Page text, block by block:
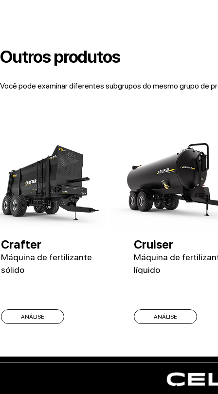
Outros produtos
Você pode examinar diferentes subgrupos do mesmo grupo de
Crafter
Máquina de fertilizante
sólido
ANÁLISE
Cruiser
Máquina de
líquido
ANÁLISE